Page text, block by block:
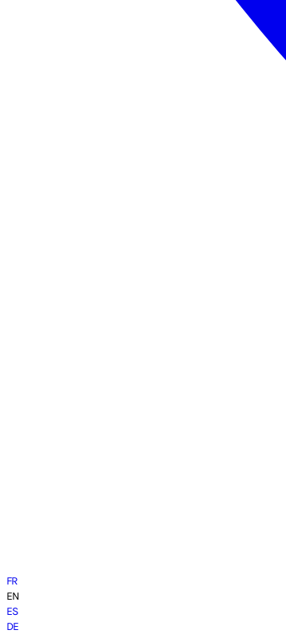
FR
EN
ES
DE